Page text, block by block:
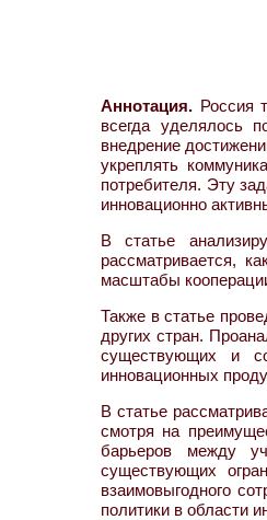
Аннотация. Россия
всегда уделялось
внедрение
укреплять
потребителя. Эту
инновационно
В статье
рассматривается,
масштабы
Также в статье
других стран.
существующих и
инновационных
В статье
смотря на
барьеров между
существующих
взаимовыгодного
политики в области